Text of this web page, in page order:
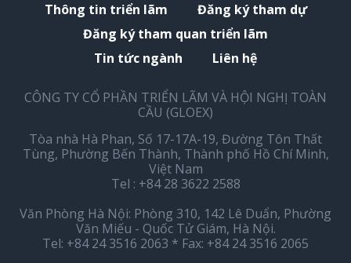
Thông tin triển lãm
Đăng ký tham dự
Đăng ký tham quan triển lãm
Tin tức ngành
Liên hệ
CÔNG TY CỔ PHẦN TRIỂN LÃM VÀ HỘI NGHỊ TOÀN
CẦU (GLOEX)
Tòa nhà Hà Phan, Số 17-17A-19, Đường Tôn Thất
Tùng, Phường Bến Thành, Thành phố Hồ Chí Minh,
Việt Nam
Tel : +84 28 3622 2588
Văn Phòng Hà Nội: Phòng 310, 142 Lê Duẩn, Phường
Văn Miếu - Quốc Tử Giám, Hà Nội.
Tel: +84 24 3516 2063 * Fax: +84 24 3516 2065